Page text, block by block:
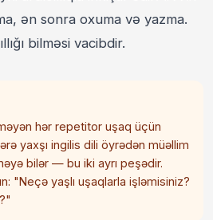
ən sonra oxuma və yazma.
bilməsi vacibdir.
hər repetitor uşaq üçün
yaxşı ingilis dili öyrədən müəllim
bilər — bu iki ayrı peşədir.
"Neçə yaşlı uşaqlarla işləmisiniz?